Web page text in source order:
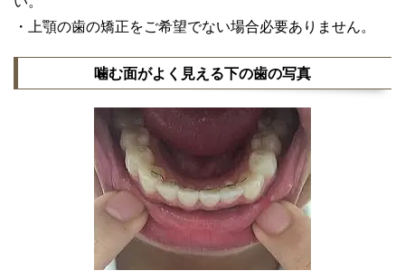
・上顎の歯の矯正をご希望でない場合必要ありません。
噛む面がよく見える下の歯の写真